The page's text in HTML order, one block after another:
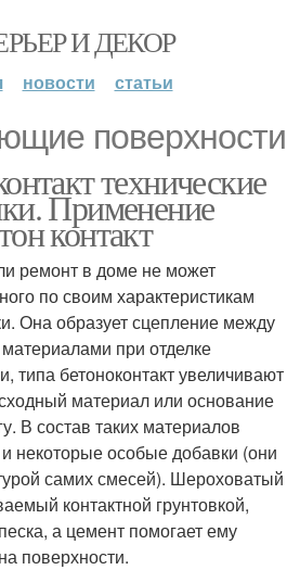
И ДЕКОР
новости статьи
поверхности
технические
Применение
контакт
ремонт в доме не может
по своим характеристикам
Она образует сцепление между
при отделке
типа бетоноконтакт увеличивают
материал или основание
В состав таких материалов
некоторые особые добавки (они
самих смесей). Шероховатый
контактной грунтовкой,
а цемент помогает ему
поверхности.